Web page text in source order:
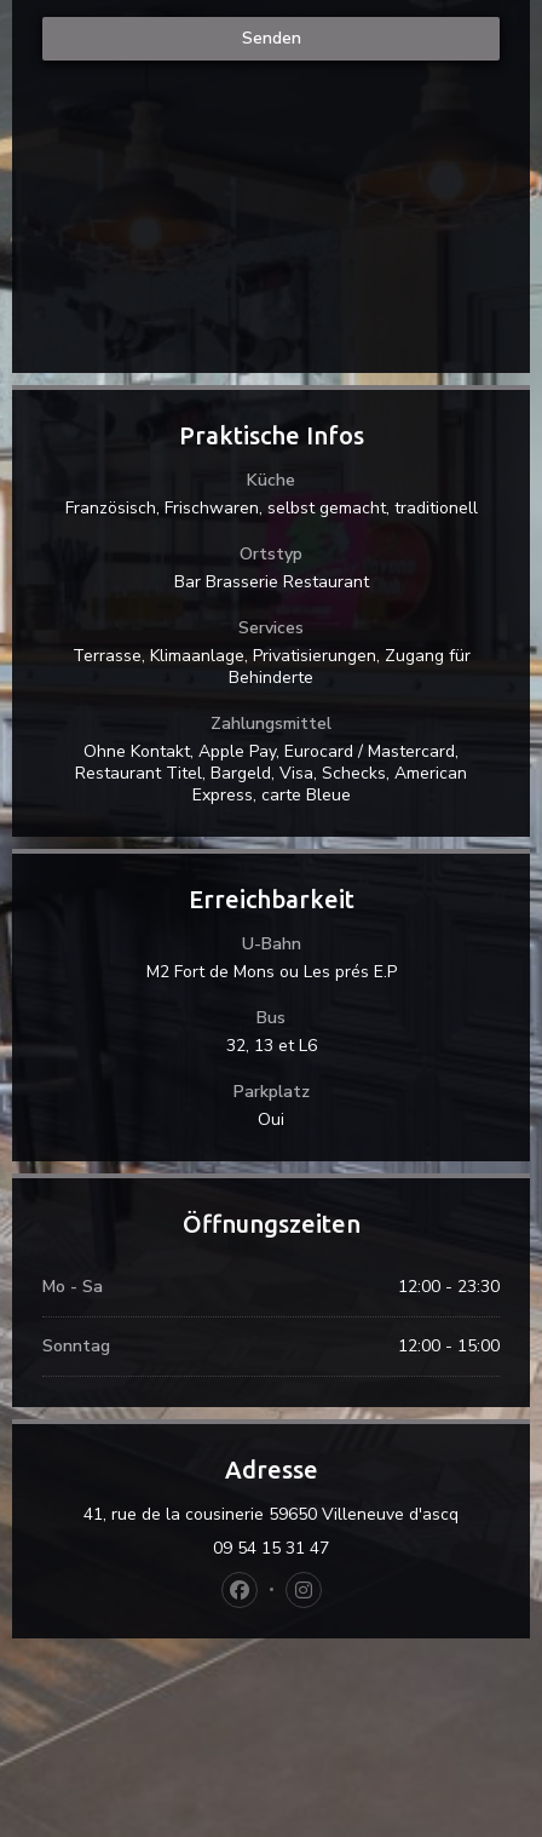
Praktische Infos
Küche
Französisch, Frischwaren, selbst gemacht, traditionell
Ortstyp
Bar Brasserie Restaurant
Services
Terrasse, Klimaanlage, Privatisierungen, Zugang für
Behinderte
Zahlungsmittel
Ohne Kontakt, Apple Pay, Eurocard / Mastercard,
Restaurant Titel, Bargeld, Visa, Schecks, American
Express, carte Bleue
Erreichbarkeit
U-Bahn
M2 Fort de Mons ou Les prés E.P
Bus
32, 13 et L6
Parkplatz
Oui
Öffnungszeiten
Mo - Sa 12:00 - 23:30
Sonntag 12:00 - 15:00
Adresse
41, rue de la cousinerie 59650 Villeneuve d'ascq ((öffnet
09 54 15 31 47
Facebook ((öffnet ein neues
Instagram ((öffnet ein